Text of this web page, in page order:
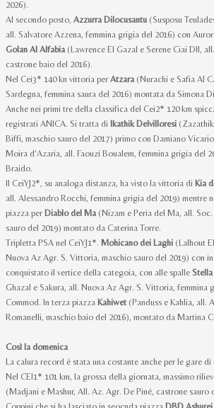
2026).
Al secondo posto, Azzurra Dilocusantu (Susposu
all. Salvatore Azzena, femmina grigia del 2016) con
Golan Al Alfabia (Lawrence El Gazal e Serene Ciai DII,
castrone baio del 2016).
Nel Cei3* 140 kn vittoria per Atzara (Nurachi e Safia Al
Sardegna, femmina saura del 2016) montata da Simona
Anche nei primi tre della classifica del Cei2* 120 km
registrati ANICA. Si tratta di Ikathik Delvilloresi
Biffi, maschio sauro del 2017) primo con Damiano
Moira d’Azaria, all. Faouzi Boualem, femmina grigia del
Braido.
Il CeiYJ2*, su analoga distanza, ha visto la vittoria di Kia
all. Alessandro Rocchi, femmina grigia del 2019) mentre
piazza per Diablo del Ma (Nizam e Peria del Ma, all.
sauro del 2019) montato da Caterina Torre.
Tripletta PSA nel CeiYJ1*. Mohicano dei Laghi (Lalhout
Nuova Az Agr. S. Vittoria, maschio sauro del 2019) con
conquistato il vertice della categoia, con alle spalle
Ghazal e Sakura, all. Nuova Az Agr. S. Vittoria, femmina
Commod. In terza piazza Kahiwet (Panduss e Kahlia, all.
Romanelli, maschio baio del 2016), montato da Martina
Così la domenica
La calura record è stata una costante anche per le gare
Nel CEI1* 101 km, la grossa della giornata, massimo
(Madjani e Mashur, All. Az. Agr. De Piné, castrone sauro